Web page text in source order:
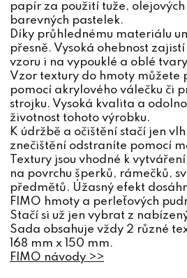
papír za použití tuže, olejových
barevných pastelek.
Díky průhlednému materiálu
přesně. Vysoká ohebnost
vzoru i na vypouklé a oblé
Vzor textury do hmoty můžete
pomocí akrylového válečku či
strojku. Vysoká kvalita a
životnost tohoto výrobku.
K údržbě a očištění stačí jen
znečištění odstraníte pomocí
Textury jsou vhodné k
na povrchu šperků, rámečků,
předmětů. Úžasný efekt
FIMO hmoty a perleťových
Stačí si už jen vybrat z
Sada obsahuje vždy 2 různé
168 mm x 150 mm.
FIMO návody >>